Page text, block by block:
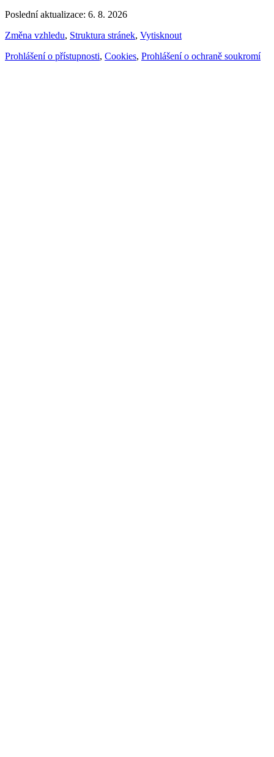
Poslední aktualizace: 6. 8. 2026
Změna vzhledu, Struktura stránek, Vytisknout
Prohlášení o přístupnosti, Cookies, Prohlášení o ochraně soukromí